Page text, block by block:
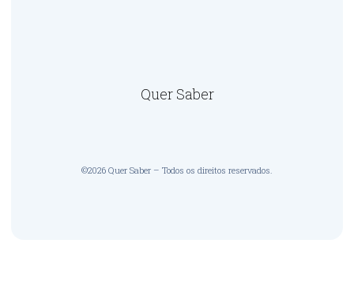
Quer Saber
©2026 Quer Saber – Todos os direitos reservados.